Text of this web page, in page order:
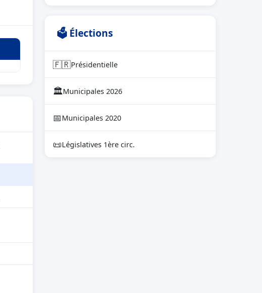
🗳 Élections
🇫🇷Présidentielle
🏛Municipales 2026
📅Municipales 2020
📜Législatives 1ère circ.